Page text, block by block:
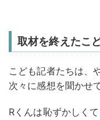
取材を終えたこ
こども記者たちは、
次々に感想を聞かせ
Rくんは恥ずかしく